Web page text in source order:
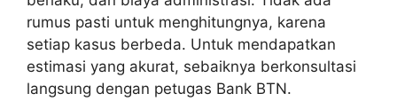
rumus pasti untuk menghitungnya, karena
setiap kasus berbeda. Untuk mendapatkan
estimasi yang akurat, sebaiknya berkonsultasi
langsung dengan petugas Bank BTN.